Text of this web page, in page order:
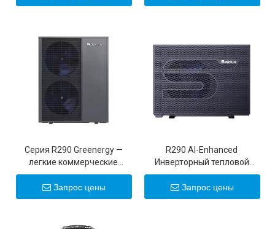
Серия R290 Greenergy —
легкие коммерческие
инверторные тепловые
насосы 25 кВт/30 кВт
Запрос цены
R290 Al-Enhanced
Инверторный тепловой
насос для бассейна с
источником воздуха
Запрос цены